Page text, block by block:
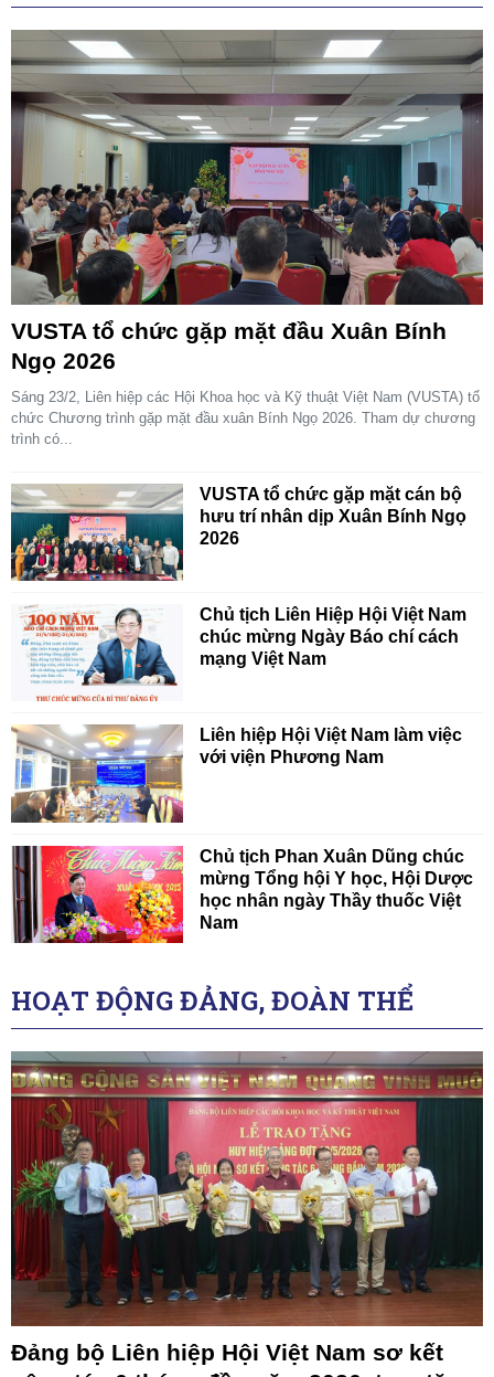
VUSTA tổ chức gặp mặt đầu Xuân Bính
Ngọ 2026
Sáng 23/2, Liên hiệp các Hội Khoa học và Kỹ thuật Việt Nam (VUSTA) tổ
chức Chương trình gặp mặt đầu xuân Bính Ngọ 2026. Tham dự chương
trình có...
VUSTA tổ chức gặp mặt cán bộ
hưu trí nhân dịp Xuân Bính Ngọ
2026
Chủ tịch Liên Hiệp Hội Việt Nam
chúc mừng Ngày Báo chí cách
mạng Việt Nam
Liên hiệp Hội Việt Nam làm việc
với viện Phương Nam
Chủ tịch Phan Xuân Dũng chúc
mừng Tổng hội Y học, Hội Dược
học nhân ngày Thầy thuốc Việt
Nam
HOẠT ĐỘNG ĐẢNG, ĐOÀN THỂ
Đảng bộ Liên hiệp Hội Việt Nam sơ kết